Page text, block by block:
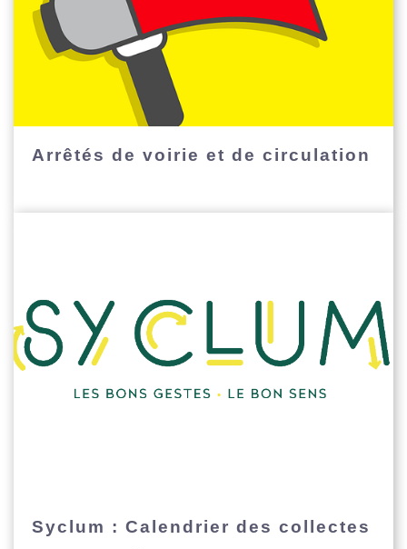
Arrêtés de voirie et de circulation
Syclum : Calendrier des collectes